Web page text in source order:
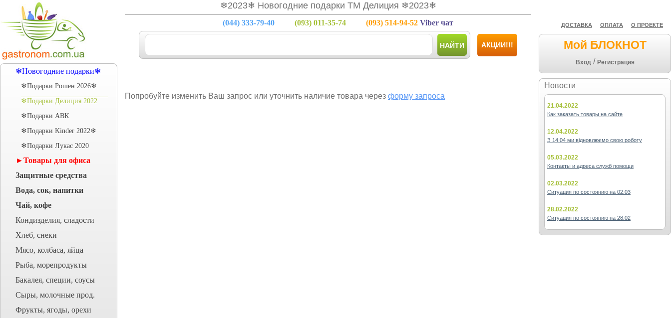
❄Новогодние подарки❄
❄Подарки Рошен 2026❄
❄Подарки Делиция 2022
❄Подарки АВК
❄Подарки Kinder 2022❄
❄Подарки Лукас 2020
►Товары для офиса
Защитные средства
Вода, сок, напитки
Чай, кофе
Кондизделия, сладости
Хлеб, снеки
Мясо, колбаса, яйца
Рыба, морепродукты
Бакалея, специи, соусы
Сыры, молочные прод.
Фрукты, ягоды, орехи
ДОСТАВКА ОПЛАТА О ПРОЕКТЕ
Мой БЛОКНОТ
Вход / Регистрация
Новости
21.04.2022
Как заказать товары на сайте
12.04.2022
З 14.04 ми відновлюємо свою роботу
05.03.2022
Контакты и адреса служб помощи
02.03.2022
Ситуация по состоянию на 02.03
28.02.2022
Ситуация по состоянию на 28.02
❄2023❄ Новогодние подарки ТМ Делиция ❄2023❄
(044) 333-79-40 (093) 011-35-74 (093) 514-94-52 Viber чат
НАЙТИ АКЦИИ!!!
Попробуйте изменить Ваш запрос или уточнить наличие товара через форму запроса